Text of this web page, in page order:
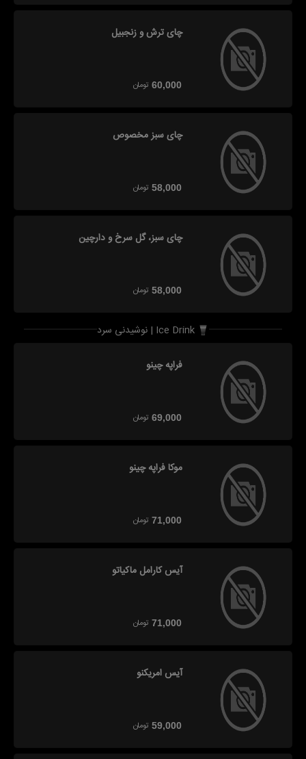
چای ترش و زنجبیل
60,000 تومان
چای سبز مخصوص
58,000 تومان
چای سبز، گل سرخ و دارچین
58,000 تومان
نوشیدنی سرد | Ice Drink
فراپه چینو
69,000 تومان
موکا فراپه چینو
71,000 تومان
آیس کارامل ماکیاتو
71,000 تومان
آیس امریکنو
59,000 تومان